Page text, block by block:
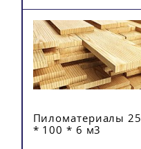
Пиломатериалы 25
* 100 * 6 м3